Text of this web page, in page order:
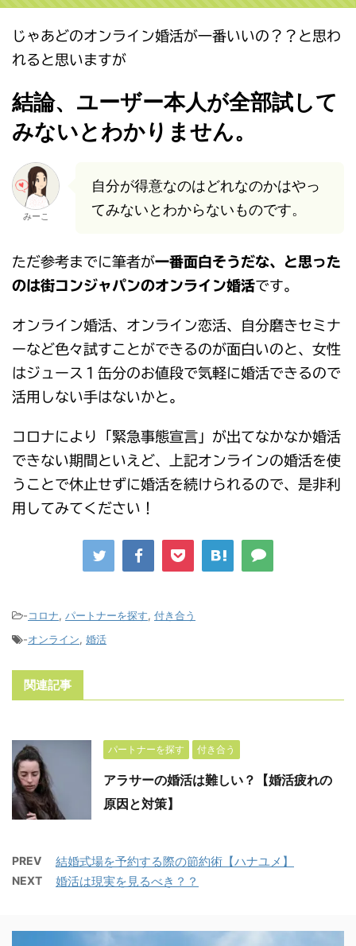
じゃあどのオンライン婚活が一番いいの？？と思わ
れると思いますが
結論、ユーザー本人が全部試して
みないとわかりません。
みーこ
自分が得意なのはどれなのかはやっ
てみないとわからないものです。
ただ参考までに筆者が一番面白そうだな、と思った
のは街コンジャパンのオンライン婚活です。
オンライン婚活、オンライン恋活、自分磨きセミナ
ーなど色々試すことができるのが面白いのと、女性
はジュース１缶分のお値段で気軽に婚活できるので
活用しない手はないかと。
コロナにより「緊急事態宣言」が出てなかなか婚活
できない期間といえど、上記オンラインの婚活を使
うことで休止せずに婚活を続けられるので、是非利
用してみてください！
-コロナ, パートナーを探す, 付き合う
-オンライン, 婚活
関連記事
パートナーを探す 付き合う
アラサーの婚活は難しい？【婚活疲れの
原因と対策】
PREV 結婚式場を予約する際の節約術【ハナユメ】
NEXT 婚活は現実を見るべき？？